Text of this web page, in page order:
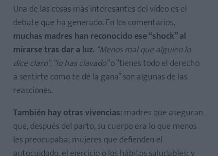
Una de las cosas más interesantes del vídeo es el
debate que ha generado. En los comentarios,
muchas madres han reconocido ese “shock” al
mirarse tras dar a luz. “Menos mal que alguien lo
dice claro”, “lo has clavado”o “tienes todo el derecho
a sentirte como te dé la gana” son algunas de las
reacciones.
También hay otras vivencias: madres que aseguran
que, después del parto, su cuerpo era lo que menos
les preocupaba; mujeres que defienden el